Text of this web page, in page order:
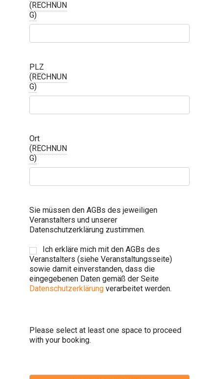
(RECHNUN
G)
PLZ
(RECHNUN
G)
Ort
(RECHNUN
G)
Sie müssen den AGBs des jeweiligen
Veranstalters und unserer
Datenschutzerklärung zustimmen.
Ich erkläre mich mit den AGBs des
Veranstalters (siehe Veranstaltungsseite)
sowie damit einverstanden, dass die
eingegebenen Daten gemäß der Seite
Datenschutzerklärung verarbeitet werden.
Please select at least one space to proceed
with your booking.